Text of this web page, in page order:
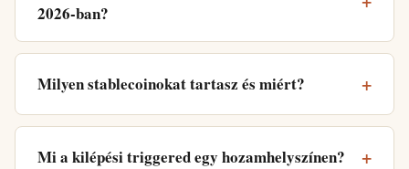
2026-ban?
Milyen stablecoinokat tartasz és miért?
Mi a kilépési triggered egy hozamhelyszínen?